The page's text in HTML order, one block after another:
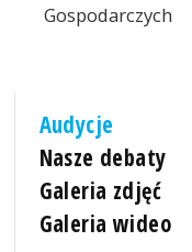
Gospodarczych
Audycje
Nasze debaty
Galeria zdjęć
Galeria wideo